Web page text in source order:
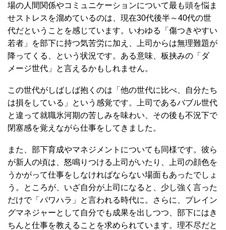
場の人間関係やコミュニケーションについて最も頭を悩ま
せストレスを溜めているのは、現在30代後半～40代の世
代だということを感じています。いわゆる「傷つきやすい
若者」を部下に持つ気苦労に加え、上司からは無理難題が
降ってくる、という状況です。ある意味、板挟みの「ダ
メージ世代」と言えるかもしれません。
この世代がしばしば抱くのは「他の世代に比べ、自分たち
は損をしている」という感覚です。上司であるバブル世代
と違って就職氷河期の苦しみを味わい、その後も不況下で
閉塞感を覚えながら仕事をしてきました。
また、部下育成やマネジメントについても同様です。彼ら
が新人の頃は、怒鳴りつける上司がいたり、上司の顔色を
うかがって仕事をしなければならない場面もあったでしょ
う。ところが、いざ自分が上司になると、少し強く言った
だけで「パワハラ」と言われる時代に。さらに、プレイン
グマネジャーとして自分でも成果を出しつつ、部下にはき
ちんと仕事を教えることを求められています。理不尽だと